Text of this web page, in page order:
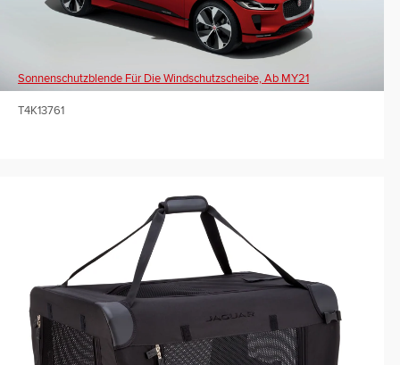
Sonnenschutzblende Für Die Windschutzscheibe, Ab MY21
T4K13761